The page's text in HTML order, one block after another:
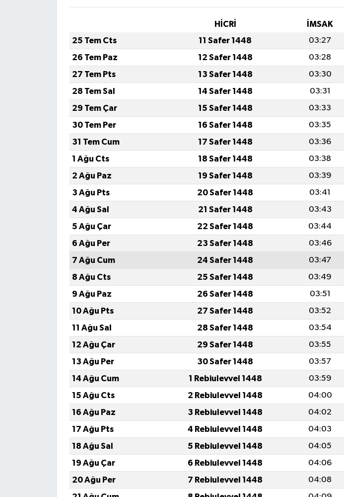
HİCRİ İMSAK
25 Tem Cts
11 Safer 1448 03:27
26 Tem Paz
12 Safer 1448 03:28
27 Tem Pts
13 Safer 1448 03:30
28 Tem Sal
14 Safer 1448 03:31
29 Tem Çar
15 Safer 1448 03:33
30 Tem Per
16 Safer 1448 03:35
31 Tem Cum
17 Safer 1448 03:36
1 Ağu Cts
18 Safer 1448 03:38
2 Ağu Paz
19 Safer 1448 03:39
3 Ağu Pts
20 Safer 1448 03:41
4 Ağu Sal
21 Safer 1448 03:43
5 Ağu Çar
22 Safer 1448 03:44
6 Ağu Per
23 Safer 1448 03:46
7 Ağu Cum
24 Safer 1448 03:47
8 Ağu Cts
25 Safer 1448 03:49
9 Ağu Paz
26 Safer 1448 03:51
10 Ağu Pts
27 Safer 1448 03:52
11 Ağu Sal
28 Safer 1448 03:54
12 Ağu Çar
29 Safer 1448 03:55
13 Ağu Per
30 Safer 1448 03:57
14 Ağu Cum
1 Rebiulevvel 1448 03:59
15 Ağu Cts
2 Rebiulevvel 1448 04:00
16 Ağu Paz
3 Rebiulevvel 1448 04:02
17 Ağu Pts
4 Rebiulevvel 1448 04:03
18 Ağu Sal
5 Rebiulevvel 1448 04:05
19 Ağu Çar
6 Rebiulevvel 1448 04:06
20 Ağu Per
7 Rebiulevvel 1448 04:08